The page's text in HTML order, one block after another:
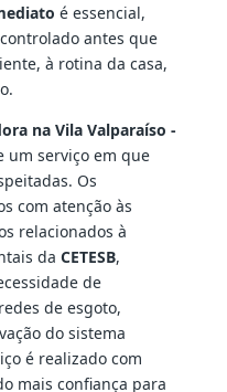
é essencial,
antes que
à rotina da casa,
na Vila Valparaíso -
um serviço em que
Os
com atenção às
relacionados à
da CETESB,
de
de esgoto,
do sistema
é realizado com
mais confiança para